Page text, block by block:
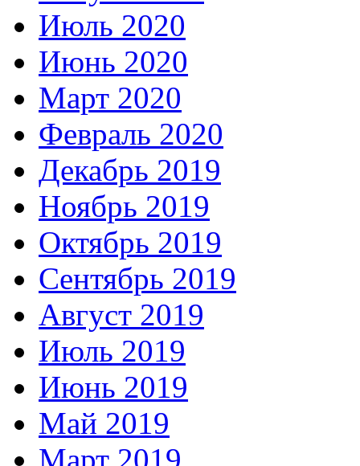
Июль 2020
Июнь 2020
Март 2020
Февраль 2020
Декабрь 2019
Ноябрь 2019
Октябрь 2019
Сентябрь 2019
Август 2019
Июль 2019
Июнь 2019
Май 2019